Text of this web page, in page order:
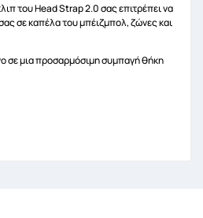
του Head Strap 2.0 σας επιτρέπει να
σε καπέλα του μπέιζμπολ, ζώνες και
σε μια προσαρμόσιμη συμπαγή θήκη